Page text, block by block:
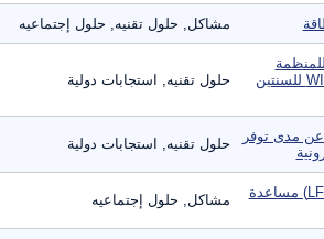
مشاكل, حلول تقنيه, حلول إجتماعيه
للمنظمة
العالمية للملكية الفكرية WIPO للسنتين
حلول تقنيه, استجابات دولية
عن مدى توفر
حلول تقنيه, استجابات دولية
التعلم من أجل الاستدامة (LFS) مساعدة
مشاكل, حلول إجتماعيه